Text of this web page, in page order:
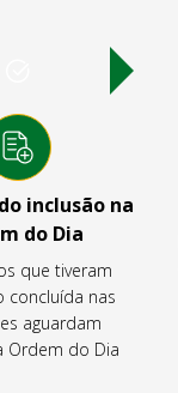
inclusão na
do Dia
que tiveram
concluída nas
aguardam
Ordem do Dia